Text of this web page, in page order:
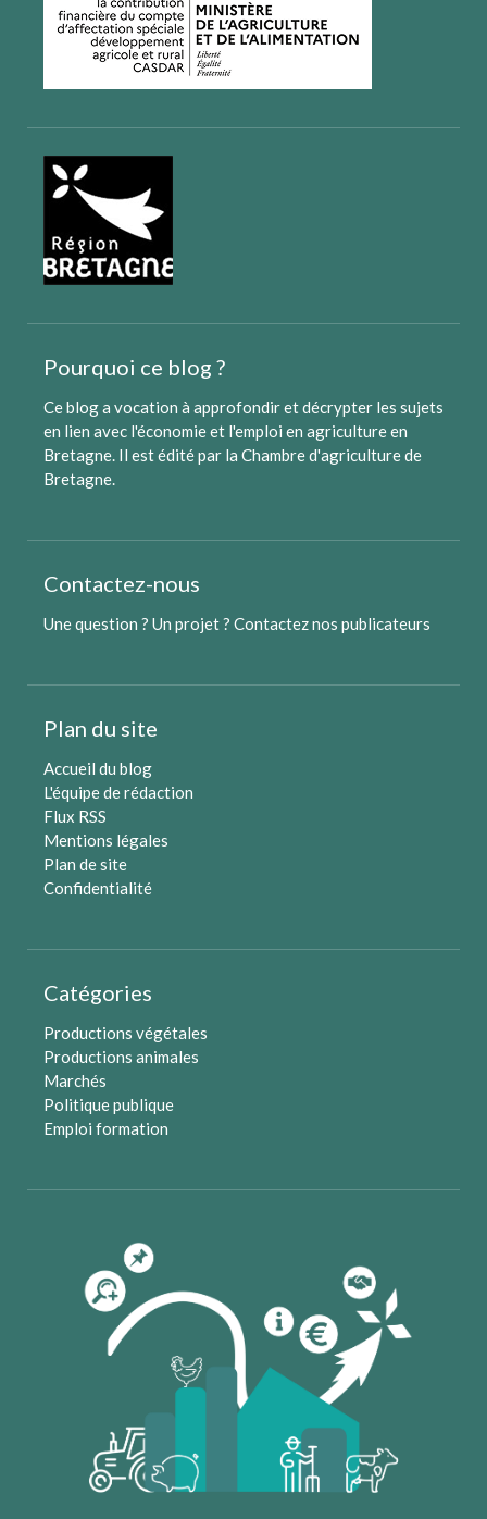
Pourquoi ce blog ?
Ce blog a vocation à approfondir et décrypter les sujets
en lien avec l'économie et l'emploi en agriculture en
Bretagne. Il est édité par la Chambre d'agriculture de
Bretagne.
Contactez-nous
Une question ? Un projet ? Contactez nos publicateurs
Plan du site
Accueil du blog
L'équipe de rédaction
Flux RSS
Mentions légales
Plan de site
Confidentialité
Catégories
Productions végétales
Productions animales
Marchés
Politique publique
Emploi formation